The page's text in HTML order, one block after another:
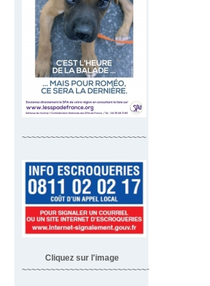
~~~~~~~~~~~~~~~~~~~~~~~~~~
Cliquez sur l'image
~~~~~~~~~~~~~~~~~~~~~~~~~~~~~~~~~~~~